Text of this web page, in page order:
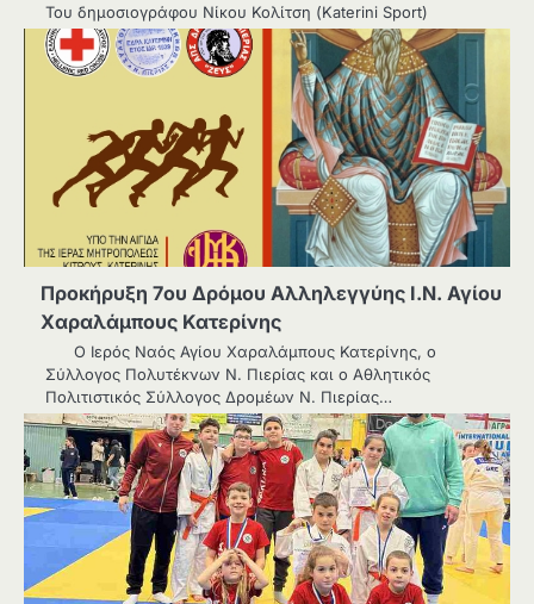
Του δημοσιογράφου Nίκου Κολίτση (Κaterini Sport)
Προκήρυξη 7ου Δρόμου Αλληλεγγύης Ι.Ν. Αγίου
Χαραλάμπους Κατερίνης
Ο Ιερός Ναός Αγίου Χαραλάμπους Κατερίνης, ο
Σύλλογος Πολυτέκνων Ν. Πιερίας και ο Αθλητικός
Πολιτιστικός Σύλλογος Δρομέων Ν. Πιερίας…